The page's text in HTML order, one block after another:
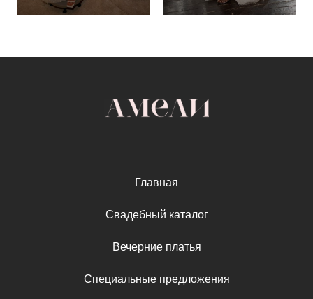
Главная
Свадебный каталог
Вечерние платья
Специальные предложения